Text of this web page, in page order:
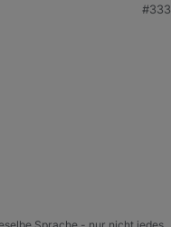
#333